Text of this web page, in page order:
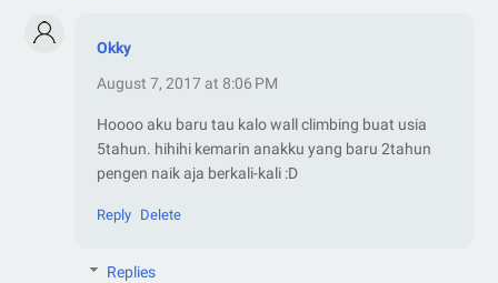
Okky
August 7, 2017 at 8:06 PM
Hoooo aku baru tau kalo wall climbing buat usia
5tahun. hihihi kemarin anakku yang baru 2tahun
pengen naik aja berkali-kali :D
Reply Delete
Replies